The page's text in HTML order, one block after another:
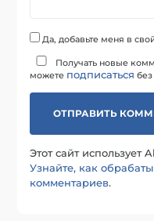
Да, добавьте меня в
Получать новые
можете подписаться
Этот сайт
Узнайте, как
комментариев.